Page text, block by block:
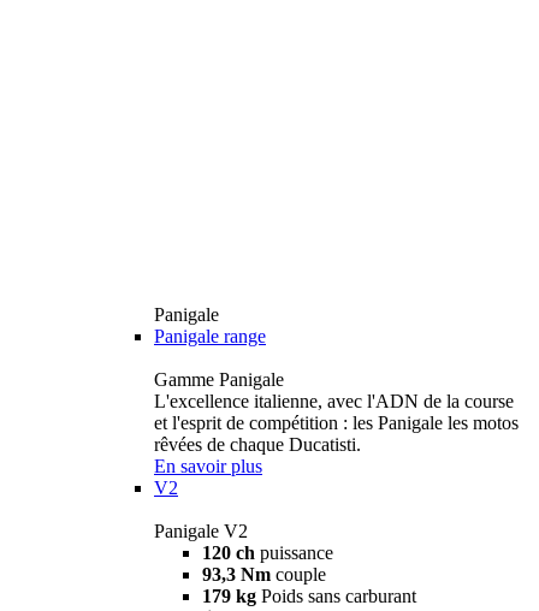
Panigale
Panigale range
Gamme Panigale
L'excellence italienne, avec l'ADN de la course
et l'esprit de compétition : les Panigale les motos
rêvées de chaque Ducatisti.
En savoir plus
V2
Panigale V2
120 ch puissance
93,3 Nm couple
179 kg Poids sans carburant